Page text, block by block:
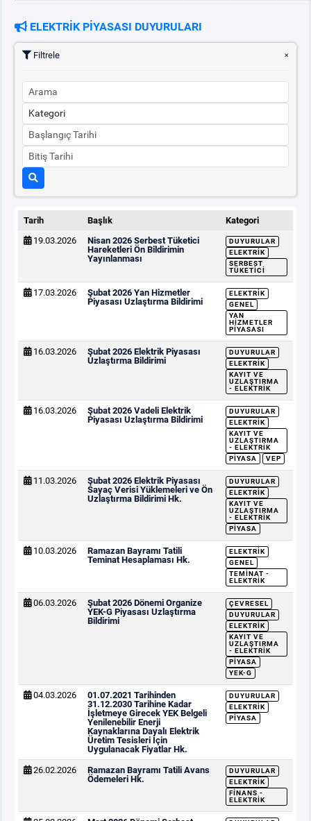
ELEKTRİK PİYASASI DUYURULARI
Filtrele
Tarih Başlık
Kategori
19.03.2026
Nisan 2026 Serbest Tüketici
Hareketleri Ön Bildirimin
Yayınlanması
DUYURULAR
ELEKTRIK
SERBEST
TÜKETICI
17.03.2026
Şubat 2026 Yan Hizmetler
Piyasası Uzlaştırma Bildirimi
ELEKTRIK
GENEL
YAN
HIZMETLER
PIYASASI
16.03.2026
Şubat 2026 Elektrik Piyasası
Uzlaştırma Bildirimi
DUYURULAR
ELEKTRIK
KAYIT VE
UZLAŞTIRMA
- ELEKTRIK
16.03.2026
Şubat 2026 Vadeli Elektrik
Piyasası Uzlaştırma Bildirimi
DUYURULAR
ELEKTRIK
KAYIT VE
UZLAŞTIRMA
- ELEKTRIK
PIYASA
VEP
11.03.2026
Şubat 2026 Elektrik Piyasası
Sayaç Verisi Yüklemeleri ve Ön
Uzlaştırma Bildirimi Hk.
DUYURULAR
ELEKTRIK
KAYIT VE
UZLAŞTIRMA
- ELEKTRIK
PIYASA
10.03.2026
Ramazan Bayramı Tatili
Teminat Hesaplaması Hk.
ELEKTRIK
GENEL
TEMINAT -
ELEKTRIK
06.03.2026
Şubat 2026 Dönemi Organize
YEK-G Piyasası Uzlaştırma
Bildirimi
ÇEVRESEL
DUYURULAR
ELEKTRIK
KAYIT VE
UZLAŞTIRMA
- ELEKTRIK
PIYASA
YEK-G
04.03.2026
01.07.2021 Tarihinden
31.12.2030 Tarihine Kadar
İşletmeye Girecek YEK Belgeli
Yenilenebilir Enerji
Kaynaklarına Dayalı Elektrik
Üretim Tesisleri İçin
Uygulanacak Fiyatlar Hk.
DUYURULAR
ELEKTRIK
PIYASA
26.02.2026
Ramazan Bayramı Tatili Avans
Ödemeleri Hk.
DUYURULAR
ELEKTRIK
FINANS -
ELEKTRIK